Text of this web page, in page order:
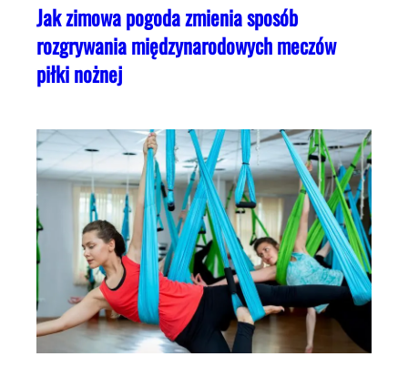
Jak zimowa pogoda zmienia sposób
rozgrywania międzynarodowych meczów
piłki nożnej